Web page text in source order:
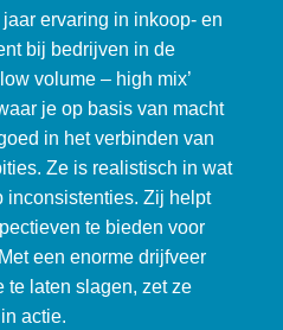
ervaring in inkoop- en
bij bedrijven in de
volume – high mix’
je op basis van macht
in het verbinden van
Ze is realistisch in wat
inconsistenties. Zij helpt
te bieden voor
een enorme drijfveer
te laten slagen, zet ze
actie.